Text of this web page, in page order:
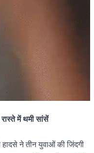
में थमी सांसें
ने तीन युवाओं की जिंदगी